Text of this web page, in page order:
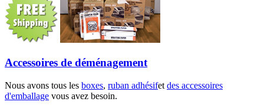
Accessoires de déménagement
Nous avons tous les boxes, ruban adhésifet des accessoires
d'emballage vous avez besoin.